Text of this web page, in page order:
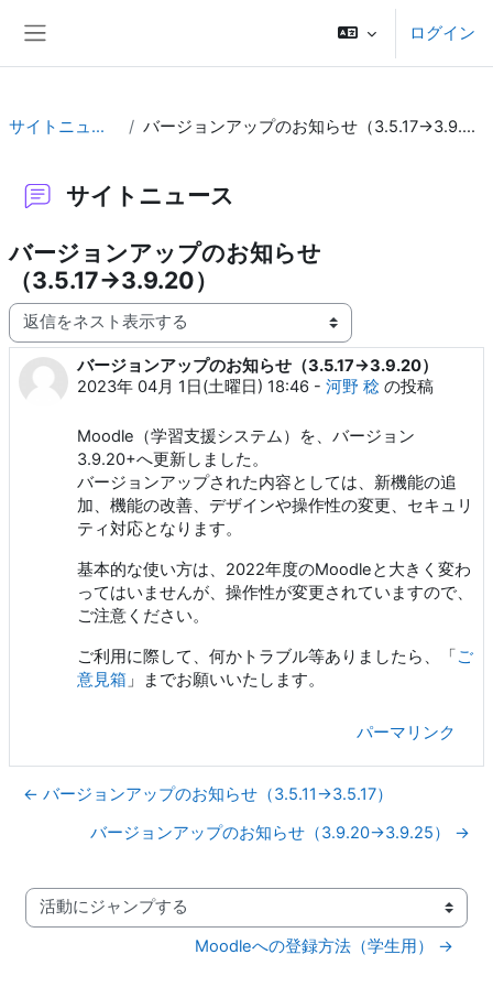
ログイン
サイトニュース バージョンアップのお知らせ（3.5.17→3.9.20）
サイトニュース
バージョンアップのお知らせ
（3.5.17→3.9.20）
表示モード
バージョンアップのお知らせ（3.5.17→3.9.20）
2023年 04月 1日(土曜日) 18:46 - 河野 稔 の投稿
返信数: 0
Moodle（学習支援システム）を、バージョン
3.9.20+へ更新しました。
バージョンアップされた内容としては、新機能の追
加、機能の改善、デザインや操作性の変更、セキュリ
ティ対応となります。
基本的な使い方は、2022年度のMoodleと大きく変わ
ってはいませんが、操作性が変更されていますので、
ご注意ください。
ご利用に際して、何かトラブル等ありましたら、「ご
意見箱 」までお願いいたします。
パーマリンク
← バージョンアップのお知らせ（3.5.11→3.5.17）
バージョンアップのお知らせ（3.9.20→3.9.25） →
活動にジャンプする
Moodleへの登録方法（学生用） →